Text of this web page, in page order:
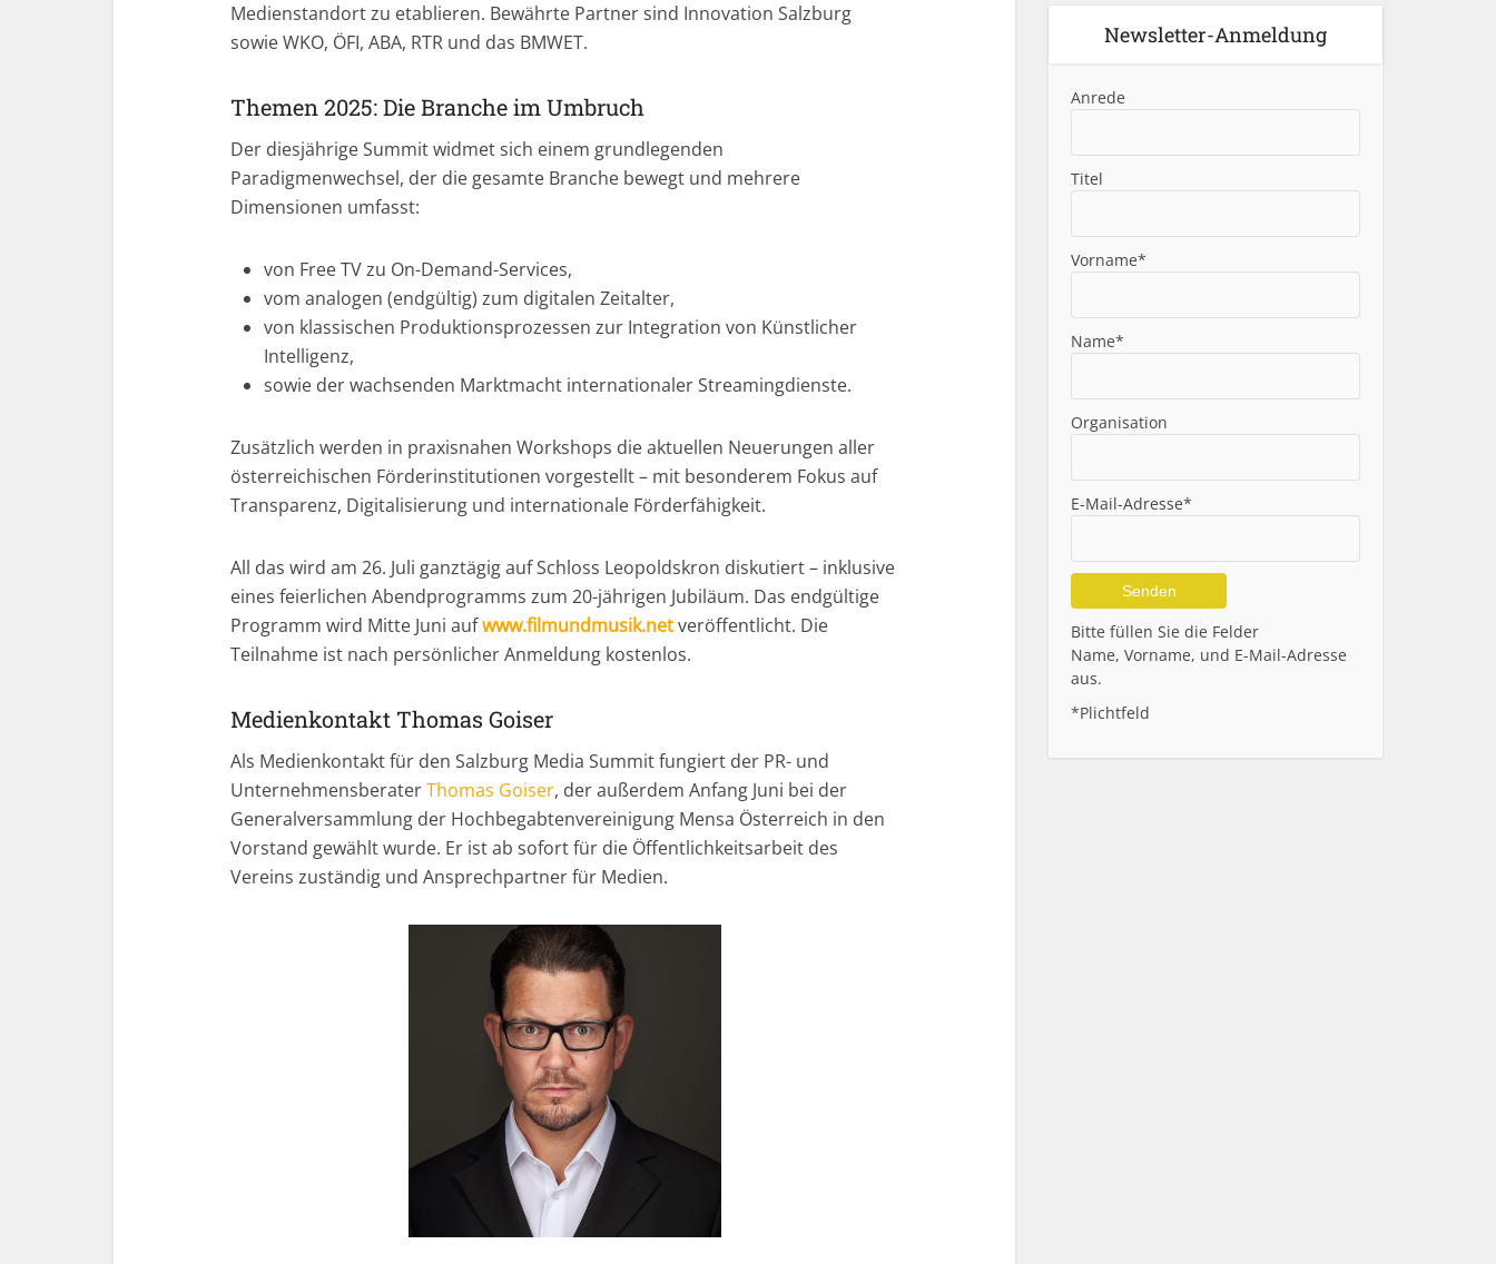
Medienstandort zu etablieren. Bewährte Partner sind Innovation Salzburg
sowie WKO, ÖFI, ABA, RTR und das BMWET.
Themen 2025: Die Branche im Umbruch
Der diesjährige Summit widmet sich einem grundlegenden
Paradigmenwechsel, der die gesamte Branche bewegt und mehrere
Dimensionen umfasst:
von Free TV zu On-Demand-Services,
vom analogen (endgültig) zum digitalen Zeitalter,
von klassischen Produktionsprozessen zur Integration von Künstlicher
Intelligenz,
sowie der wachsenden Marktmacht internationaler Streamingdienste.
Zusätzlich werden in praxisnahen Workshops die aktuellen Neuerungen aller
österreichischen Förderinstitutionen vorgestellt – mit besonderem Fokus auf
Transparenz, Digitalisierung und internationale Förderfähigkeit.
All das wird am 26. Juli ganztägig auf Schloss Leopoldskron diskutiert – inklusive
eines feierlichen Abendprogramms zum 20-jährigen Jubiläum. Das endgültige
Programm wird Mitte Juni aufwww.filmundmusik.netveröffentlicht. Die
Teilnahme ist nach persönlicher Anmeldung kostenlos.
Medienkontakt Thomas Goiser
Als Medienkontakt für den Salzburg Media Summit fungiert der PR- und
UnternehmensberaterThomas Goiser, der außerdem Anfang Juni bei der
Generalversammlung der Hochbegabtenvereinigung Mensa Österreich in den
Vorstand gewählt wurde. Er ist ab sofort für die Öffentlichkeitsarbeit des
Vereins zuständig und Ansprechpartner für Medien.
Newsletter-Anmeldung
Anrede
Titel
Vorname*
Name*
Organisation
E-Mail-Adresse*
Alternative:
Bitte füllen Sie die Felder
Name, Vorname, und E-Mail-Adresse
aus.
*Plichtfeld